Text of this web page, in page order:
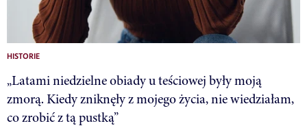
HISTORIE
„Latami niedzielne obiady u teściowej były moją
zmorą. Kiedy zniknęły z mojego życia, nie wiedziałam,
co zrobić z tą pustką”